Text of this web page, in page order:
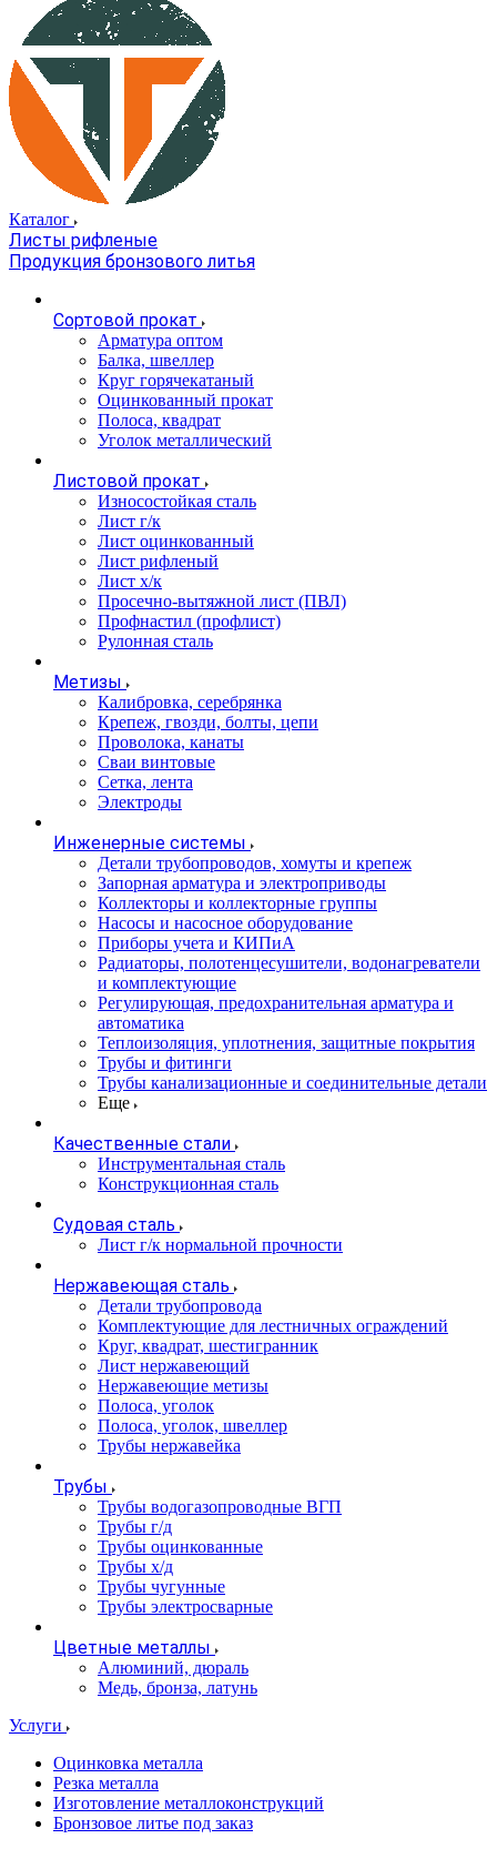
Каталог
Листы рифленые
Продукция бронзового литья
Сортовой прокат
Арматура оптом
Балка, швеллер
Круг горячекатаный
Оцинкованный прокат
Полоса, квадрат
Уголок металлический
Листовой прокат
Износостойкая сталь
Лист г/к
Лист оцинкованный
Лист рифленый
Лист х/к
Просечно-вытяжной лист (ПВЛ)
Профнастил (профлист)
Рулонная сталь
Метизы
Калибровка, серебрянка
Крепеж, гвозди, болты, цепи
Проволока, канаты
Сваи винтовые
Сетка, лента
Электроды
Инженерные системы
Детали трубопроводов, хомуты и крепеж
Запорная арматура и электроприводы
Коллекторы и коллекторные группы
Насосы и насосное оборудование
Приборы учета и КИПиА
Радиаторы, полотенцесушители, водонагреватели
и комплектующие
Регулирующая, предохранительная арматура и
автоматика
Теплоизоляция, уплотнения, защитные покрытия
Трубы и фитинги
Трубы канализационные и соединительные детали
Еще
Качественные стали
Инструментальная сталь
Конструкционная сталь
Судовая сталь
Лист г/к нормальной прочности
Нержавеющая сталь
Детали трубопровода
Комплектующие для лестничных ограждений
Круг, квадрат, шестигранник
Лист нержавеющий
Нержавеющие метизы
Полоса, уголок
Полоса, уголок, швеллер
Трубы нержавейка
Трубы
Трубы водогазопроводные ВГП
Трубы г/д
Трубы оцинкованные
Трубы х/д
Трубы чугунные
Трубы электросварные
Цветные металлы
Алюминий, дюраль
Медь, бронза, латунь
Услуги
Оцинковка металла
Резка металла
Изготовление металлоконструкций
Бронзовое литье под заказ